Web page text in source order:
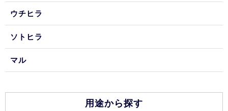
ウチヒラ
ソトヒラ
マル
用途から探す